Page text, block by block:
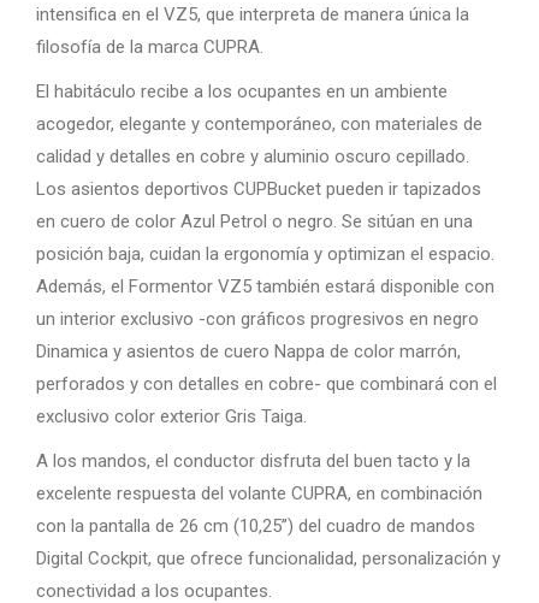
intensifica en el VZ5, que interpreta de manera única la
filosofía de la marca CUPRA.
El habitáculo recibe a los ocupantes en un ambiente
acogedor, elegante y contemporáneo, con materiales de
calidad y detalles en cobre y aluminio oscuro cepillado.
Los asientos deportivos CUPBucket pueden ir tapizados
en cuero de color Azul Petrol o negro. Se sitúan en una
posición baja, cuidan la ergonomía y optimizan el espacio.
Además, el Formentor VZ5 también estará disponible con
un interior exclusivo -con gráficos progresivos en negro
Dinamica y asientos de cuero Nappa de color marrón,
perforados y con detalles en cobre- que combinará con el
exclusivo color exterior Gris Taiga.
A los mandos, el conductor disfruta del buen tacto y la
excelente respuesta del volante CUPRA, en combinación
con la pantalla de 26 cm (10,25’’) del cuadro de mandos
Digital Cockpit, que ofrece funcionalidad, personalización y
conectividad a los ocupantes.